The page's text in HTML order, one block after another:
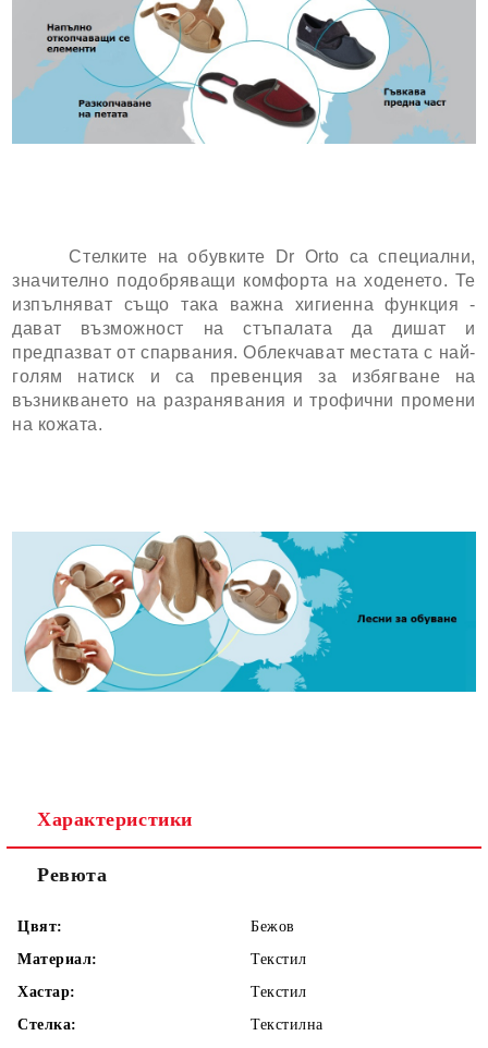
Стелките на обувките Dr Orto са специални,
значително подобряващи комфорта на ходенето. Те
изпълняват също така важна хигиенна функция -
дават възможност на стъпалата да дишат и
предпазват от спарвания. Облекчават местата с най-
голям натиск и са превенция за избягване на
възникването на разранявания и трофични промени
на кожата.
Характеристики
Ревюта
Цвят:
Бежов
Материал:
Текстил
Хастар:
Текстил
Стелка:
Текстилна